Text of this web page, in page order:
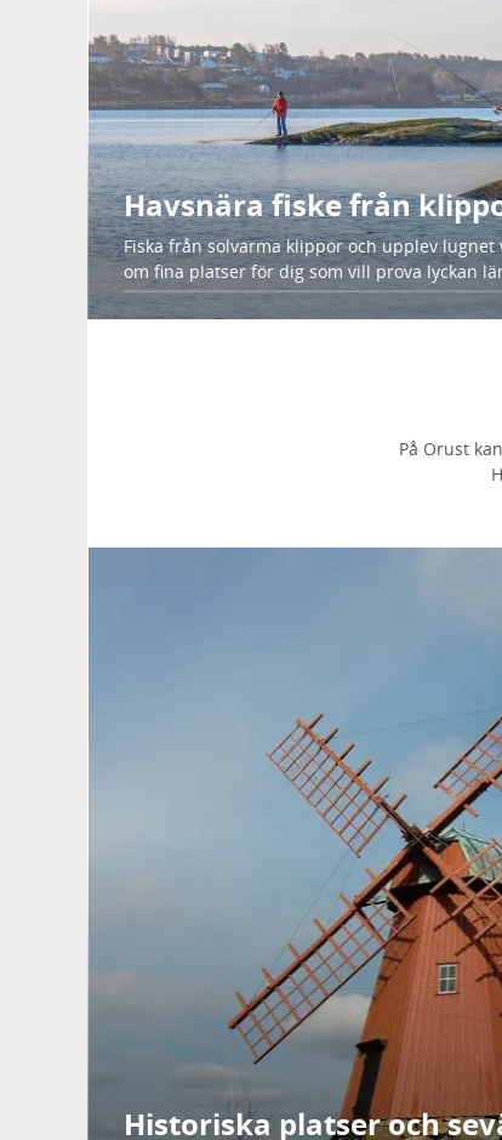
Havsnära fiske från
Fiska från solvarma klippor och upplev
om fina platser för dig som vill prova lyckan
På Orust
Historiska platser och